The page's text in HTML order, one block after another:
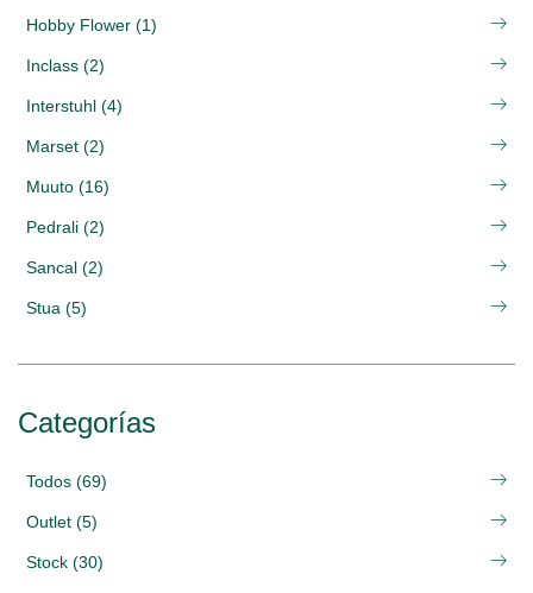
Hobby Flower (1)
Inclass (2)
Interstuhl (4)
Marset (2)
Muuto (16)
Pedrali (2)
Sancal (2)
Stua (5)
Categorías
Todos (69)
Outlet (5)
Stock (30)